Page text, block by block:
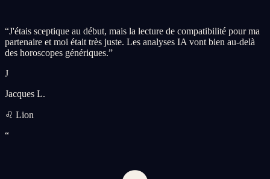
“J'étais sceptique au début, mais la lecture de compatibilité pour ma
partenaire et moi était très juste. Les analyses IA vont bien au-delà
des horoscopes génériques.”
J
Jacques L.
♌ Lion
“